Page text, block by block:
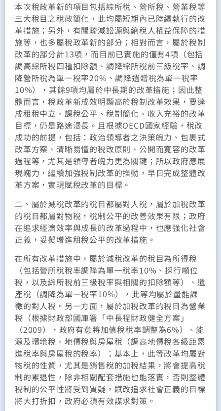
本次稅政革新的項目包括綜所稅、營所稅、營業稅等
三大稅目之稅政簡化，此均屬短期內已陸續執行的改
革措施；另外，有關疏減訟源與納稅人權益保障的措
施等，也多屬稅政革新的部分；相對而言，屬於稅制
改革的部分計13項，而目前已實施的僅有4項（包括
調高綜所稅四種扣除額、調降綜所稅前三級稅率、調
降營所稅為單一稅率20%、調降遺贈稅為單一稅率
10%），其餘9項均屬於中長期的改革措施；因此整
體而言，稅政革新成效明顯高於稅制改革效果，要達
成租稅中立、課稅公平、稅制簡化、收入充裕的改革
目標，仍是路途漫長。且根據OECD國家經驗，稅改
成功的前提，包括：政治領導者之決策魄力、包裹式
改革方案、清晰易懂的稅改原則、公開而寛容的改革
過程等，尤其是領導者魄力更為關鍵；所以政府應展
現魄力，繼續加強稅制改革的推動，早日完成整體改
革方案，實現賦稅改革的目標。
二、屬於減稅改革的稅目都屬對人稅，屬於加稅改革
的稅目都屬對物稅，稅制公平的改善效果有限；政府
在追求經濟效率與成長的改革過程中，也應強化社會
正義，妥擬增進租稅公平的改革措施。
在所有改革措施中，屬於減稅改革的稅目為所得稅
（包括營所稅稅率調降為單一稅率10%、採行噸位
稅，以及綜所稅前三級稅率與相關的扣除額等）、遺
產稅（調降為單一稅率10%），此等均屬於量能課
徵的對人稅。另一方面，屬於加稅改革的稅目為營業
稅（根據財政部國庫署「中長程財政健全方案」
（2009），政府有意將加值稅稅率調整為6%）、能
源及環境稅、地價稅與房屋稅（調高地價稅各級距累
進稅率與房屋稅的稅率）；基本上，此等改革均屬對
物稅的性質，尤其是銷售稅的加稅結果，將會提高稅
制的累退性，除非相關配套措施也能落實，否則整體
稅制的公平性將受到質疑，賦改追求社會正義的目標
將大打折扣，政府必須有效謀求對策。